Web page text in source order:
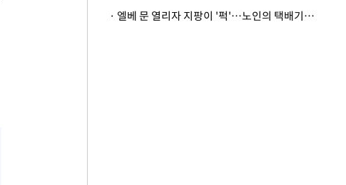
· 엘베 문 열리자 지팡이 '퍽'…노인의 택배기사 폭행 이유